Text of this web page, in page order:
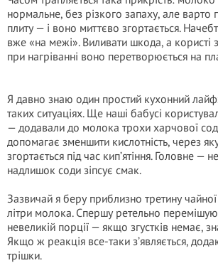
нормальне, без різкого запаху, але варто
плиту — і воно миттєво згортається.
вже «на межі». Виливати шкода, а користі
при нагріванні воно перетворюється на
Я давно знаю один простий кухонний
таких ситуаціях. Ще наші бабусі
— додавали до молока трохи харчової
допомагає зменшити кислотність, через
згортається під час кип’ятіння. Головне —
надлишок соди зіпсує смак.
Зазвичай я беру приблизно третину
літри молока. Спершу ретельно
невеликій порції — якщо згустків немає,
Якщо ж реакція все-таки з’являється,
трішки.